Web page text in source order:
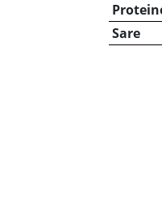
Sare